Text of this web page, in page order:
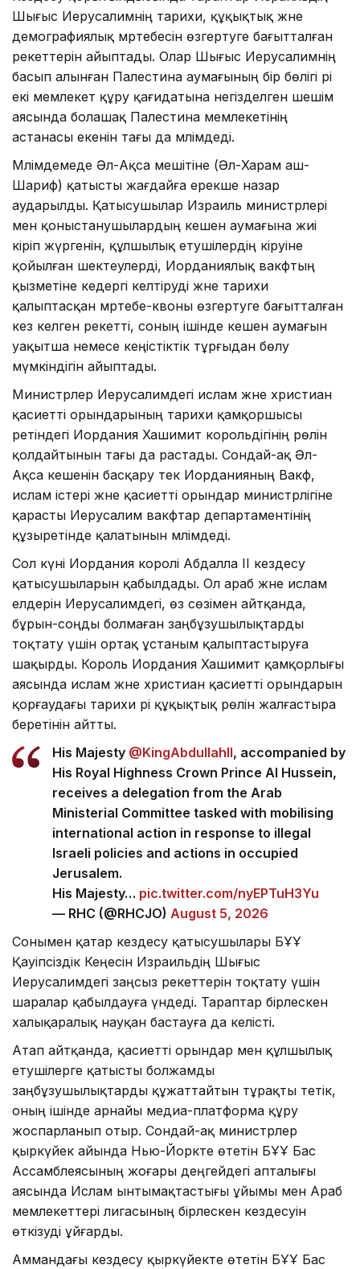
Шығыс Иерусалимнің тарихи, құқықтық және
демографиялық мәртебесін өзгертуге бағытталған
әрекеттерін айыптады. Олар Шығыс Иерусалимнің
басып алынған Палестина аумағының бір бөлігі әрі
екі мемлекет құру қағидатына негізделген шешім
аясында болашақ Палестина мемлекетінің
астанасы екенін тағы да мәлімдеді.
Мәлімдемеде Әл-Ақса мешітіне (Әл-Харам аш-
Шариф) қатысты жағдайға ерекше назар
аударылды. Қатысушылар Израиль министрлері
мен қоныстанушылардың кешен аумағына жиі
кіріп жүргенін, құлшылық етушілердің кіруіне
қойылған шектеулерді, Иорданиялық вакфтың
қызметіне кедергі келтіруді және тарихи
қалыптасқан мәртебе-квоны өзгертуге бағытталған
кез келген әрекетті, соның ішінде кешен аумағын
уақытша немесе кеңістіктік тұрғыдан бөлу
мүмкіндігін айыптады.
Министрлер Иерусалимдегі ислам және христиан
қасиетті орындарының тарихи қамқоршысы
ретіндегі Иордания Хашимит корольдігінің рөлін
қолдайтынын тағы да растады. Сондай-ақ Әл-
Ақса кешенін басқару тек Иорданияның Вакф,
ислам істері және қасиетті орындар министрлігіне
қарасты Иерусалим вакфтар департаментінің
құзыретінде қалатынын мәлімдеді.
Сол күні Иордания королі Абдалла II кездесу
қатысушыларын қабылдады. Ол араб және ислам
елдерін Иерусалимдегі, өз сөзімен айтқанда,
бұрын-соңды болмаған заңбұзушылықтарды
тоқтату үшін ортақ ұстаным қалыптастыруға
шақырды. Король Иордания Хашимит қамқорлығы
аясында ислам және христиан қасиетті орындарын
қорғаудағы тарихи әрі құқықтық рөлін жалғастыра
беретінін айтты.
His Majesty @KingAbdullahII, accompanied by
His Royal Highness Crown Prince Al Hussein,
receives a delegation from the Arab
Ministerial Committee tasked with mobilising
international action in response to illegal
Israeli policies and actions in occupied
Jerusalem.
His Majesty… pic.twitter.com/nyEPTuH3Yu
— RHC (@RHCJO) August 5, 2026
Сонымен қатар кездесу қатысушылары БҰҰ
Қауіпсіздік Кеңесін Израильдің Шығыс
Иерусалимдегі заңсыз әрекеттерін тоқтату үшін
шаралар қабылдауға үндеді. Тараптар бірлескен
халықаралық науқан бастауға да келісті.
Атап айтқанда, қасиетті орындар мен құлшылық
етушілерге қатысты болжамды
заңбұзушылықтарды құжаттайтын тұрақты тетік,
оның ішінде арнайы медиа-платформа құру
жоспарланып отыр. Сондай-ақ министрлер
қыркүйек айында Нью-Йоркте өтетін БҰҰ Бас
Ассамблеясының жоғары деңгейдегі апталығы
аясында Ислам ынтымақтастығы ұйымы мен Араб
мемлекеттері лигасының бірлескен кездесуін
өткізуді ұйғарды.
Аммандағы кездесу қыркүйекте өтетін БҰҰ Бас